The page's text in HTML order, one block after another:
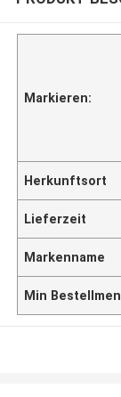
Markieren:
Herkunftsort
Lieferzeit
Markenname
Min